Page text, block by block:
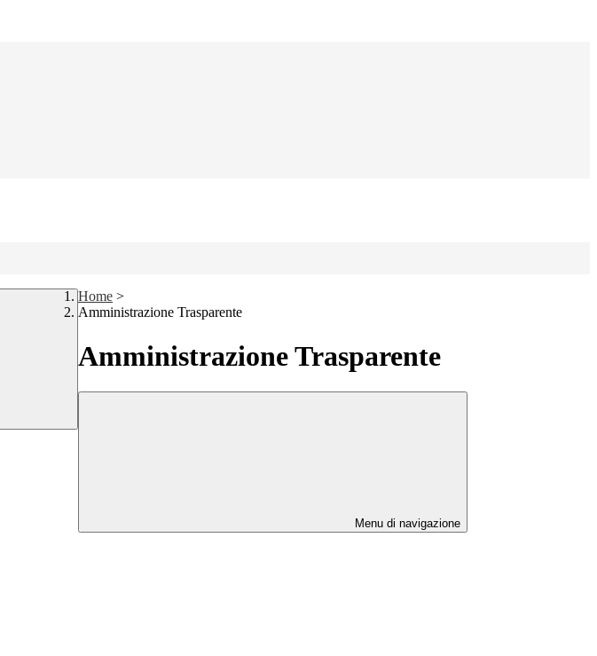
Home >
Amministrazione Trasparente
Amministrazione Trasparente
Menu di navigazione